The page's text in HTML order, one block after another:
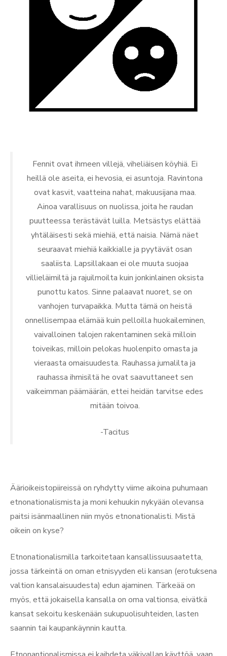
Fennit ovat ihmeen villejä, viheliäisen köyhiä. Ei
heillä ole aseita, ei hevosia, ei asuntoja. Ravintona
ovat kasvit, vaatteina nahat, makuusijana maa.
Ainoa varallisuus on nuolissa, joita he raudan
puutteessa terästävät luilla. Metsästys elättää
yhtäläisesti sekä miehiä, että naisia. Nämä näet
seuraavat miehiä kaikkialle ja pyytävät osan
saaliista. Lapsillakaan ei ole muuta suojaa
villieläimiltä ja rajuilmoilta kuin jonkinlainen oksista
punottu katos. Sinne palaavat nuoret, se on
vanhojen turvapaikka. Mutta tämä on heistä
onnellisempaa elämää kuin pelloilla huokaileminen,
vaivalloinen talojen rakentaminen sekä milloin
toiveikas, milloin pelokas huolenpito omasta ja
vieraasta omaisuudesta. Rauhassa jumalilta ja
rauhassa ihmisiltä he ovat saavuttaneet sen
vaikeimman päämäärän, ettei heidän tarvitse edes
mitään toivoa.
-Tacitus
Äärioikeistopiireissä on ryhdytty viime aikoina puhumaan
etnonationalismista ja moni kehuukin nykyään olevansa
paitsi isänmaallinen niin myös etnonationalisti. Mistä
oikein on kyse?
Etnonationalismilla tarkoitetaan kansallissuusaatetta,
jossa tärkeintä on oman etnisyyden eli kansan (erotuksena
valtion kansalaisuudesta) edun ajaminen. Tärkeää on
myös, että jokaisella kansalla on oma valtionsa, eivätkä
kansat sekoitu keskenään sukupuolisuhteiden, lasten
saannin tai kaupankäynnin kautta.